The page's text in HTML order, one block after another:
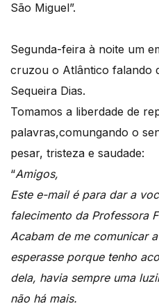
São Miguel”.
Segunda-feira à noite um
cruzou o Atlântico falando
Sequeira Dias.
Tomamos a liberdade de
palavras,comungando o
pesar, tristeza e saudade:
“Amigos,
Este e-mail é para dar a
falecimento da Professora
Acabam de me comunicar
esperasse porque tenho
dela, havia sempre uma
não há mais.